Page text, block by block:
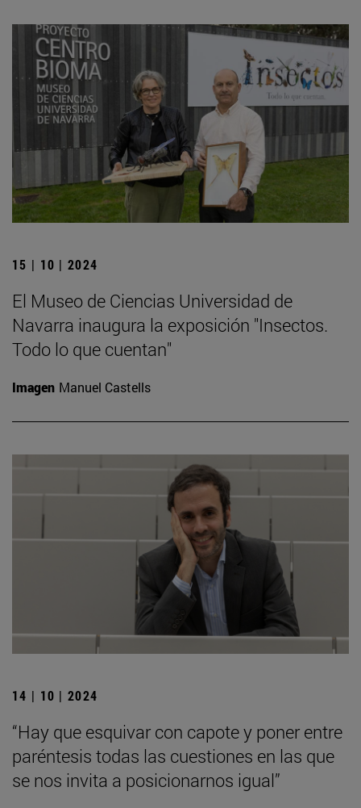
15 | 10 | 2024
El Museo de Ciencias Universidad de
Navarra inaugura la exposición "Insectos.
Todo lo que cuentan"
Imagen Manuel Castells
14 | 10 | 2024
“Hay que esquivar con capote y poner entre
paréntesis todas las cuestiones en las que
se nos invita a posicionarnos igual”